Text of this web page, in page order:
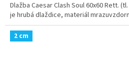
Dlažba Caesar Clash Soul 60x60 Rett.
je hrubá dlaždice, materiál
2 cm